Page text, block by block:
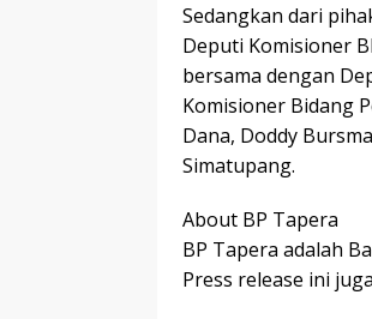
Sedangkan dari
Deputi Komisioner
bersama dengan
Komisioner Bidang
Dana, Doddy
Simatupang.
About BP Tapera
BP Tapera adalah
Press release ini